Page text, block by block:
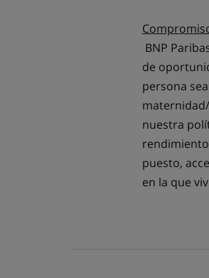
BNP
de
persona
nuestra
puesto,
en la que